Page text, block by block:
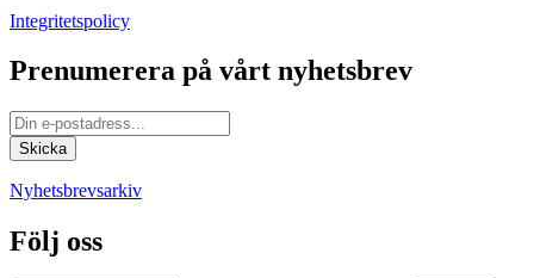
Integritetspolicy
Prenumerera på vårt nyhetsbrev
Nyhetsbrevsarkiv
Följ oss